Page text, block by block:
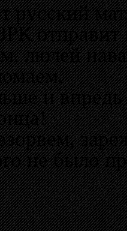
русский
отправит
люлей
и впредь
не было